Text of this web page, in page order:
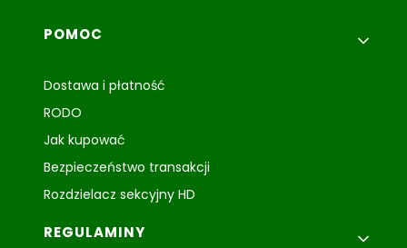
Linki w stopce
POMOC
Dostawa i płatność
RODO
Jak kupować
Bezpieczeństwo transakcji
Rozdzielacz sekcyjny HD
REGULAMINY